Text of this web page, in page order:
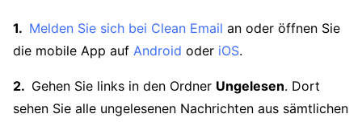
Melden Sie sich bei Clean Email an oder öffnen Sie
die mobile App auf Android oder iOS.
Gehen Sie links in den Ordner Ungelesen. Dort
sehen Sie alle ungelesenen Nachrichten aus sämtlichen